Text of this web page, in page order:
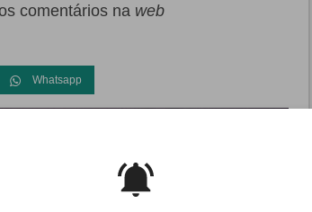
comentários na web
Whatsapp